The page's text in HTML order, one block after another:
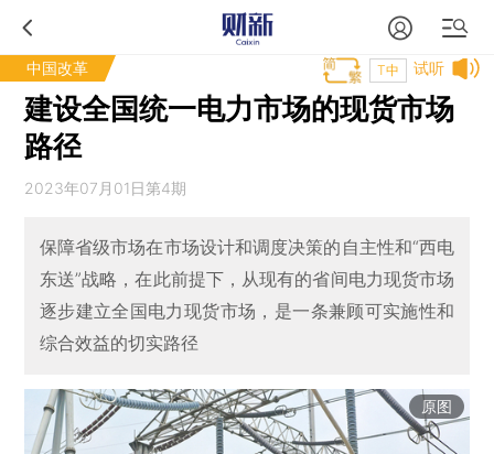
中国改革 试听
T中
建设全国统一电力市场的现货市场
路径
2023年07月01日第4期
保障省级市场在市场设计和调度决策的自主性和“西电
东送”战略，在此前提下，从现有的省间电力现货市场
逐步建立全国电力现货市场，是一条兼顾可实施性和
综合效益的切实路径
原图